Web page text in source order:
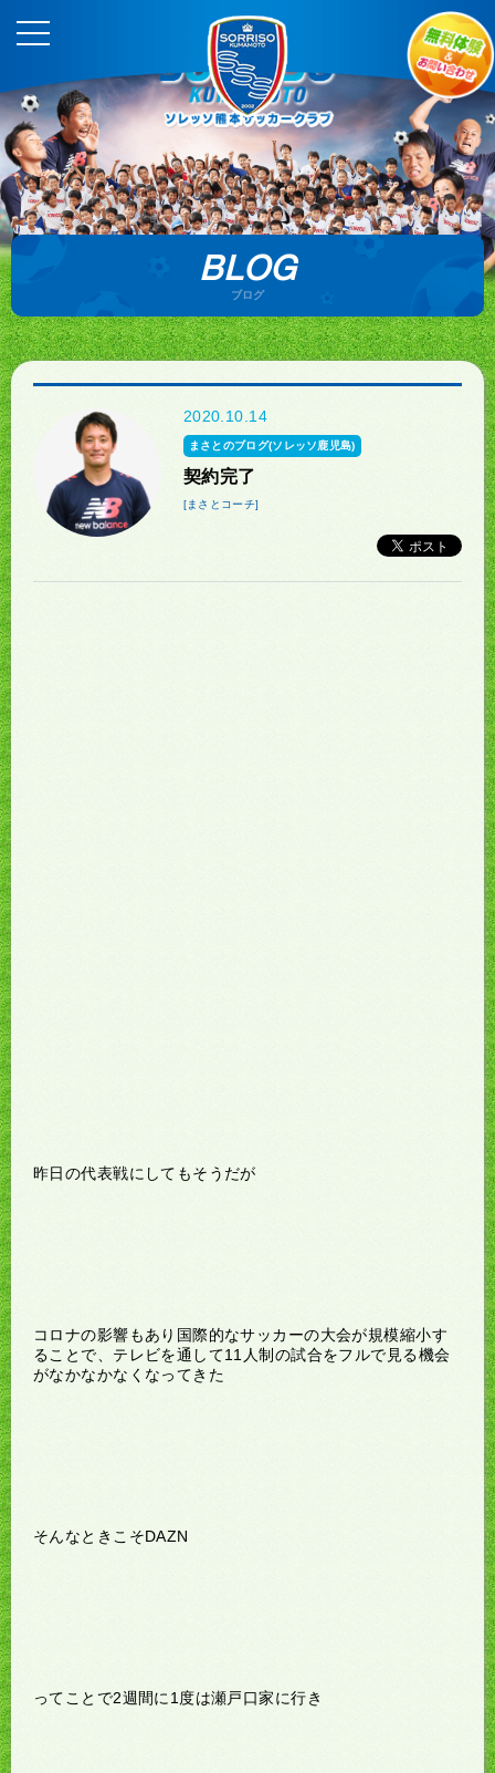
BLOG
ブログ
2020.10.14
まさとのブログ(ソレッソ鹿児島)
契約完了
[まさとコーチ]
昨日の代表戦にしてもそうだが
コロナの影響もあり国際的なサッカーの大会が規模縮小す
ることで、テレビを通して11人制の試合をフルで見る機会
がなかなかなくなってきた
そんなときこそDAZN
ってことで2週間に1度は瀬戸口家に行き